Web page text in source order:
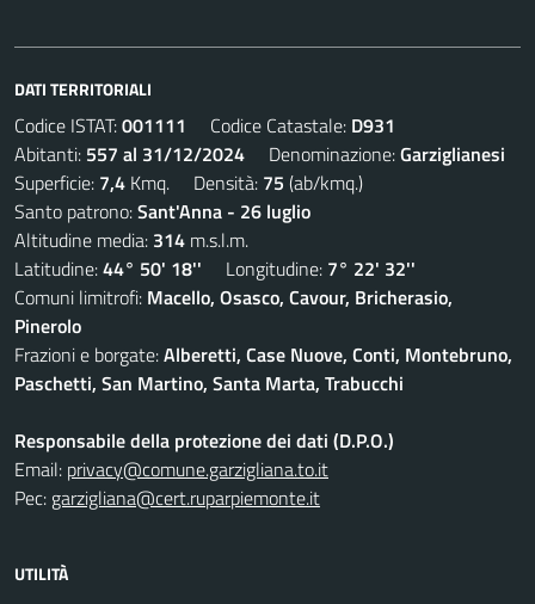
DATI TERRITORIALI
Codice ISTAT:001111 Codice Catastale: D931
Abitanti: 557 al 31/12/2024 Denominazione:Garziglianesi
Superficie: 7,4 Kmq. Densità: 75 (ab/kmq.)
Santo patrono:Sant'Anna - 26 luglio
Altitudine media: 314 m.s.l.m.
Latitudine:44° 50' 18'' Longitudine: 7° 22' 32''
Comuni limitrofi: Macello, Osasco, Cavour, Bricherasio,
Pinerolo
Frazioni e borgate:Alberetti, Case Nuove, Conti, Montebruno,
Paschetti, San Martino, Santa Marta, Trabucchi
Responsabile della protezione dei dati (D.P.O.)
Email: privacy@comune.garzigliana.to.it
Pec: garzigliana@cert.ruparpiemonte.it
UTILITÀ